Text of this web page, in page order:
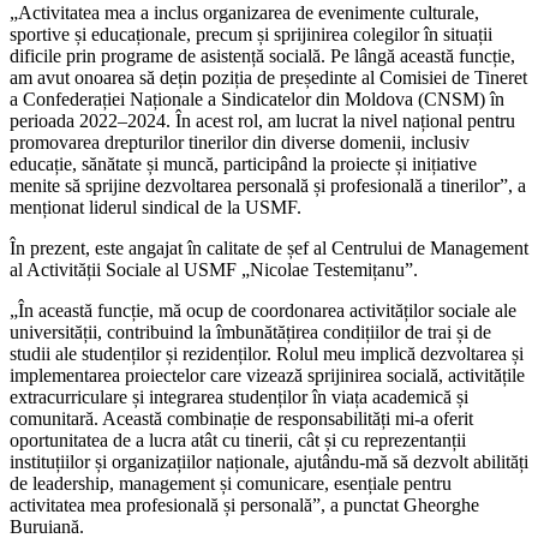
„Activitatea mea a inclus organizarea de evenimente culturale,
sportive și educaționale, precum și sprijinirea colegilor în situații
dificile prin programe de asistență socială. Pe lângă această funcție,
am avut onoarea să dețin poziția de președinte al Comisiei de Tineret
a Confederației Naționale a Sindicatelor din Moldova (CNSM) în
peri­oada 2022–2024. În acest rol, am lucrat la nivel național pentru
promovarea dreptu­rilor tinerilor din diverse domenii, inclusiv
educație, sănătate și muncă, participând la proiecte și inițiative
menite să sprijine dezvoltarea personală și profesională a ti­nerilor”, a
menționat liderul sindical de la USMF.
În prezent, este angajat în calitate de șef al Centrului de Management
al Activității Sociale al USMF „Nicolae Testemițanu”.
„În această funcție, mă ocup de coordo­narea activităților sociale ale
universității, contribuind la îmbunătățirea condițiilor de trai și de
studii ale studenților și rezidenților. Rolul meu implică dezvoltarea și
implemen­tarea proiectelor care vizează sprijinirea so­cială, activitățile
extracurriculare și integrarea studenților în viața academică și
comunita­ră. Această combinație de responsabilități mi-a oferit
oportunitatea de a lucra atât cu tinerii, cât și cu reprezentanții
instituțiilor și organizațiilor naționale, ajutându-mă să dezvolt abilități
de leadership, management și comunicare, esențiale pentru
activitatea mea profesională și personală”, a punctat Gheorghe
Buruiană.